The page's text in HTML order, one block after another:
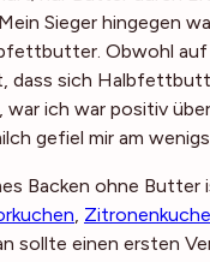
Sieger hingegen
Obwohl auf
dass sich
war ich war positiv
gefiel mir am
Backen ohne Butter
,
sollte einen ersten